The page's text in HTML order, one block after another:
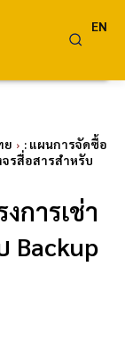
EN
ย
: แผนการจัดซื้อ
จรสื่อสารสำหรับ
การเช่า
Backup